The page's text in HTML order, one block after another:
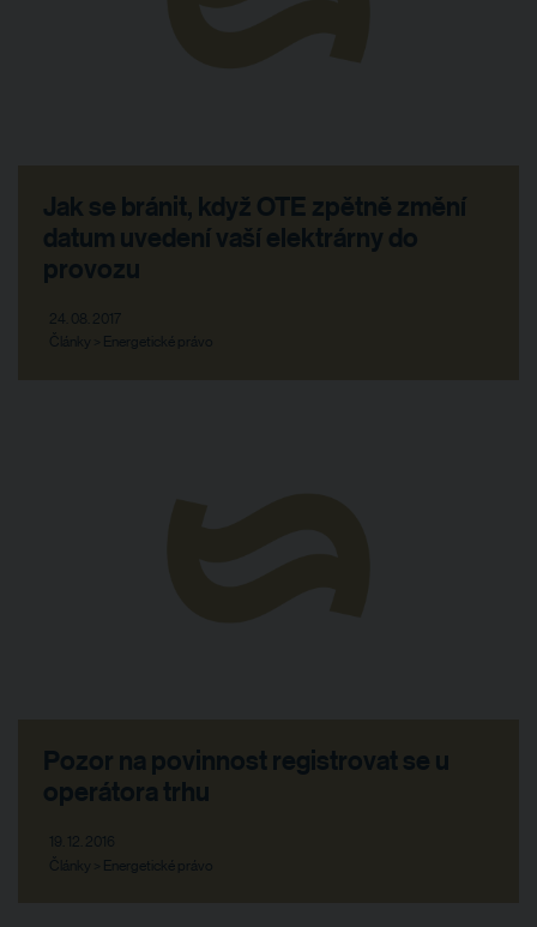
Jak se bránit, když OTE zpětně změní
datum uvedení vaší elektrárny do
provozu
24. 08. 2017
Články > Energetické právo
Pozor na povinnost registrovat se u
operátora trhu
19. 12. 2016
Články > Energetické právo